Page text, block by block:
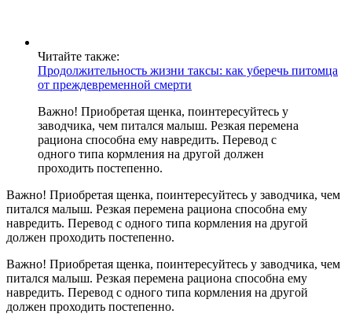
Читайте также:
Продолжительность жизни таксы: как уберечь питомца
от преждевременной смерти
Важно! Приобретая щенка, поинтересуйтесь у
заводчика, чем питался малыш. Резкая перемена
рациона способна ему навредить. Перевод с
одного типа кормления на другой должен
проходить постепенно.
Важно! Приобретая щенка, поинтересуйтесь у заводчика, чем
питался малыш. Резкая перемена рациона способна ему
навредить. Перевод с одного типа кормления на другой
должен проходить постепенно.
Важно! Приобретая щенка, поинтересуйтесь у заводчика, чем
питался малыш. Резкая перемена рациона способна ему
навредить. Перевод с одного типа кормления на другой
должен проходить постепенно.